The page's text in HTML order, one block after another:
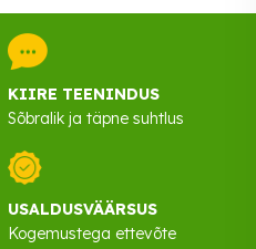
KIIRE TEENINDUS
Sõbralik ja täpne suhtlus
USALDUSVÄÄRSUS
Kogemustega ettevõte